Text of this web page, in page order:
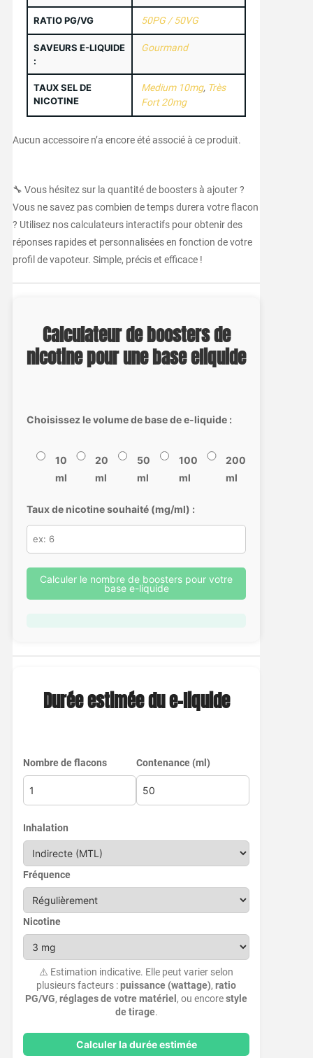
RATIO PG/VG 50PG / 50VG
SAVEURS E-LIQUIDE
:
Gourmand
TAUX SEL DE
NICOTINE
Medium 10mg, Très
Fort 20mg
Aucun accessoire n’a encore été associé à ce produit.
🔧 Vous hésitez sur la quantité de boosters à ajouter ?
Vous ne savez pas combien de temps durera votre flacon
? Utilisez nos calculateurs interactifs pour obtenir des
réponses rapides et personnalisées en fonction de votre
profil de vapoteur. Simple, précis et efficace !
Calculateur de boosters de
nicotine pour une base eliquide
Choisissez le volume de base de e-liquide :
10
ml
20
ml
50
ml
100
ml
200
ml
Taux de nicotine souhaité (mg/ml) :
Calculer le nombre de boosters pour votre
base e-liquide
Durée estimée du e-liquide
Nombre de flacons Contenance (ml)
Inhalation
Fréquence
Nicotine
⚠️ Estimation indicative. Elle peut varier selon
plusieurs facteurs :puissance (wattage),ratio
PG/VG,réglages de votre matériel , ou encorestyle
de tirage.
Calculer la durée estimée